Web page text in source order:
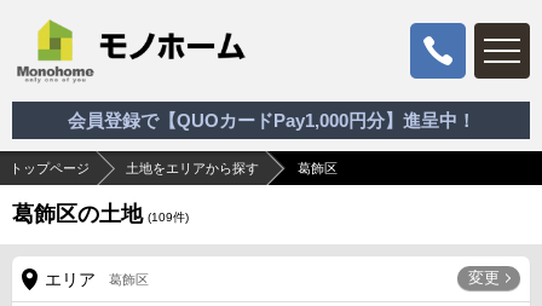
会員登録で【QUOカードPay1,000円分】進呈中！
トップページ 土地をエリアから探す 葛飾区
葛飾区の土地 (109件)
エリア 葛飾区 変更